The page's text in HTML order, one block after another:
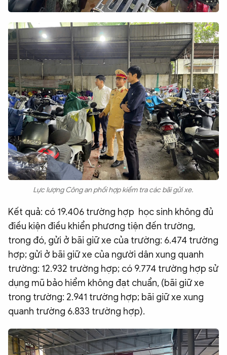
Lực lượng Công an phối hợp kiểm tra các bãi gửi xe.
Kết quả: có 19.406 trường hợp học sinh không đủ
điều kiện điều khiển phương tiện đến trường,
trong đó, gửi ở bãi giữ xe của trường: 6.474 trường
hợp; gửi ở bãi giữ xe của người dân xung quanh
trường: 12.932 trường hợp; có 9.774 trường hợp sử
dụng mũ bảo hiểm không đạt chuẩn, (bãi giữ xe
trong trường: 2.941 trường hợp; bãi giữ xe xung
quanh trường 6.833 trường hợp).